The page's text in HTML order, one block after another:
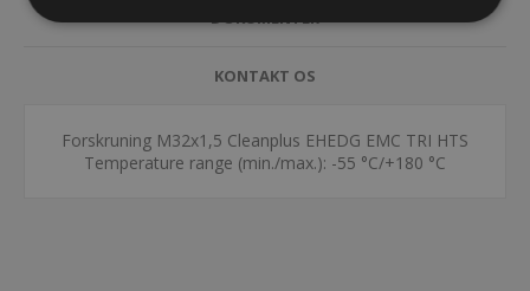
DOKUMENTER
KONTAKT OS
Forskruning M32x1,5 Cleanplus EHEDG EMC TRI HTS
Temperature range (min./max.): -55 °C/+180 °C